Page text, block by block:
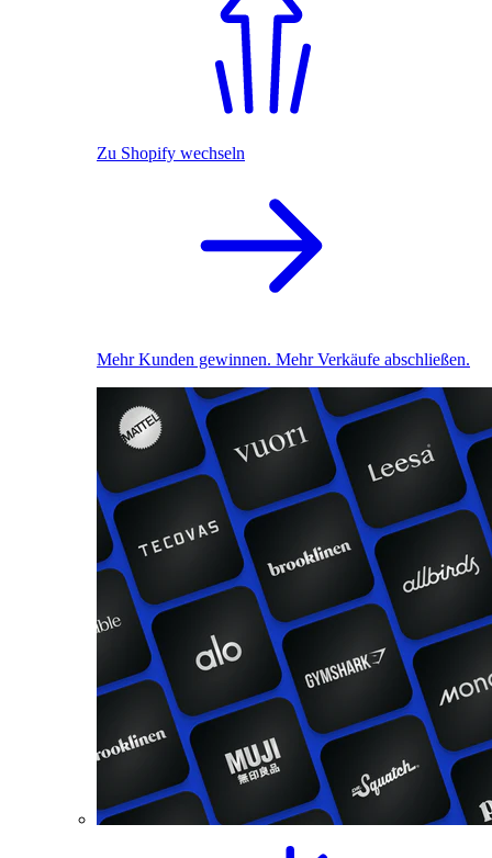
Zu Shopify wechseln
Mehr Kunden gewinnen. Mehr Verkäufe abschließen.